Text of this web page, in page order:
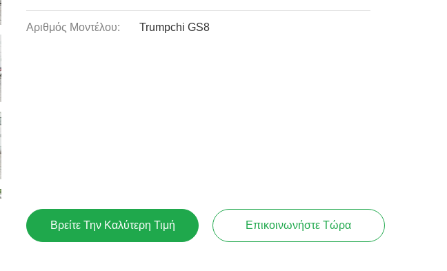
Αριθμός Μοντέλου: Trumpchi GS8
Βρείτε Την Καλύτερη Τιμή Επικοινωνήστε Τώρα